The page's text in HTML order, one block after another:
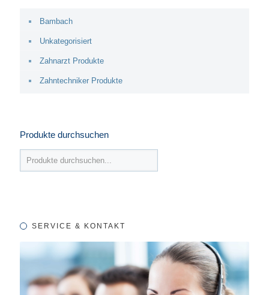
Bambach
Unkategorisiert
Zahnarzt Produkte
Zahntechniker Produkte
Produkte durchsuchen
SERVICE & KONTAKT